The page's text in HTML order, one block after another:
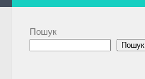
Пошук
Пошук